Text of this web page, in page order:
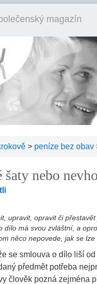
magazín
> peníze bez obav
šaty nebo
upravit, opravit či
dílo má svou zvláštní, a
něco nepovede, jak se lze
se smlouva o dílo liší
předmět potřeba
člověk pozná zejména